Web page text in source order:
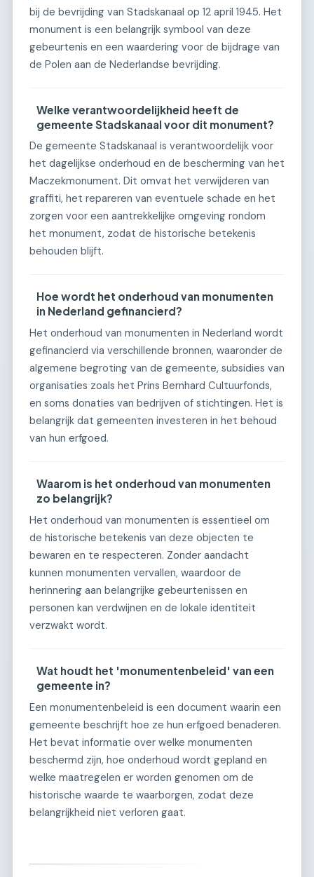
bij de bevrijding van Stadskanaal op 12 april 1945. Het
monument is een belangrijk symbool van deze
gebeurtenis en een waardering voor de bijdrage van
de Polen aan de Nederlandse bevrijding.
Welke verantwoordelijkheid heeft de
gemeente Stadskanaal voor dit monument?
De gemeente Stadskanaal is verantwoordelijk voor
het dagelijkse onderhoud en de bescherming van het
Maczekmonument. Dit omvat het verwijderen van
graffiti, het repareren van eventuele schade en het
zorgen voor een aantrekkelijke omgeving rondom
het monument, zodat de historische betekenis
behouden blijft.
Hoe wordt het onderhoud van monumenten
in Nederland gefinancierd?
Het onderhoud van monumenten in Nederland wordt
gefinancierd via verschillende bronnen, waaronder de
algemene begroting van de gemeente, subsidies van
organisaties zoals het Prins Bernhard Cultuurfonds,
en soms donaties van bedrijven of stichtingen. Het is
belangrijk dat gemeenten investeren in het behoud
van hun erfgoed.
Waarom is het onderhoud van monumenten
zo belangrijk?
Het onderhoud van monumenten is essentieel om
de historische betekenis van deze objecten te
bewaren en te respecteren. Zonder aandacht
kunnen monumenten vervallen, waardoor de
herinnering aan belangrijke gebeurtenissen en
personen kan verdwijnen en de lokale identiteit
verzwakt wordt.
Wat houdt het 'monumentenbeleid' van een
gemeente in?
Een monumentenbeleid is een document waarin een
gemeente beschrijft hoe ze hun erfgoed benaderen.
Het bevat informatie over welke monumenten
beschermd zijn, hoe onderhoud wordt gepland en
welke maatregelen er worden genomen om de
historische waarde te waarborgen, zodat deze
belangrijkheid niet verloren gaat.